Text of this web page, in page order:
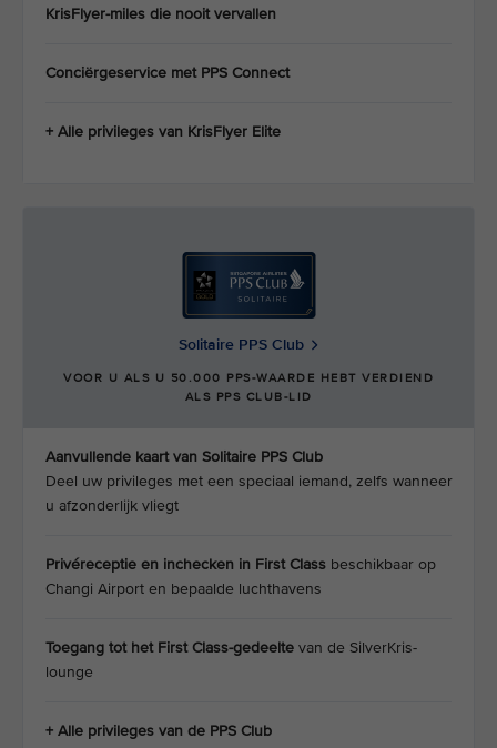
KrisFlyer-miles die nooit vervallen
Conciërgeservice met PPS Connect
+ Alle privileges van KrisFlyer Elite
Solitaire PPS Club
VOOR U ALS U 50.000 PPS-WAARDE HEBT VERDIEND
ALS PPS CLUB-LID
Aanvullende kaart van Solitaire PPS Club
Deel uw privileges met een speciaal iemand, zelfs wanneer
u afzonderlijk vliegt
Privéreceptie en inchecken in First Class beschikbaar op
Changi Airport en bepaalde luchthavens
Toegang tot het First Class-gedeelte van de SilverKris-
lounge
+ Alle privileges van de PPS Club